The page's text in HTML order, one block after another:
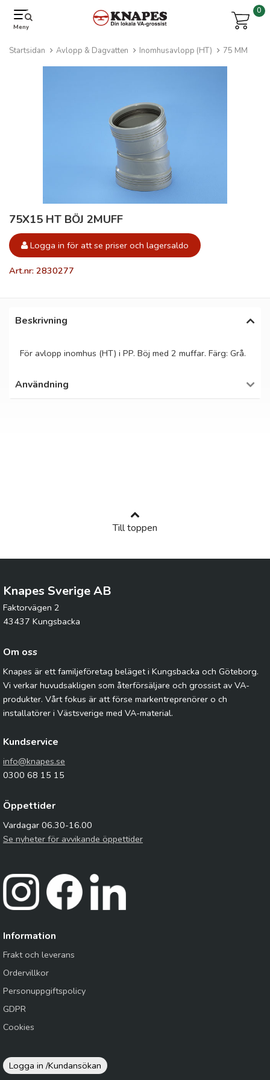
Meny
0
Startsidan Avlopp & Dagvatten Inomhusavlopp (HT) 75 MM
75X15 HT BÖJ 2MUFF
Logga in för att se priser och lagersaldo
Art.nr: 2830277
Beskrivning
För avlopp inomhus (HT) i PP. Böj med 2 muffar. Färg: Grå.
Användning
Till toppen
Knapes Sverige AB
Faktorvägen 2
43437 Kungsbacka
Om oss
Knapes är ett familjeföretag beläget i Kungsbacka och Göteborg.
Vi verkar huvudsakligen som återförsäljare och grossist av VA-
produkter. Vårt fokus är att förse markentreprenörer o ch
installatörer i Västsverige med VA-material.
Kundservice
info@knapes.se
0300 68 15 15
Öppettider
Vardagar 06.30-16.00
Se nyheter för avvikande öppettider
Information
Frakt och leverans
Ordervillkor
Personuppgiftspolicy
GDPR
Cookies
Logga in /Kundansökan